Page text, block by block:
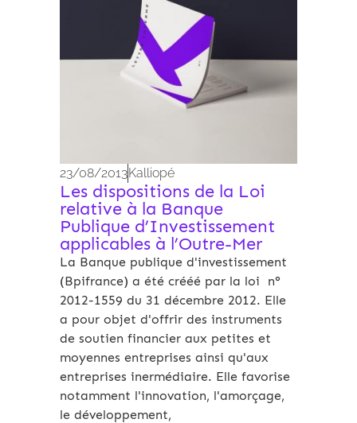
23/08/2013Kalliopé
Les dispositions de la Loi
relative à la Banque
Publique d’Investissement
applicables à l’Outre-Mer
La Banque publique d'investissement
(Bpifrance) a été crééé par la loi n°
2012-1559 du 31 décembre 2012. Elle
a pour objet d'offrir des instruments
de soutien financier aux petites et
moyennes entreprises ainsi qu'aux
entreprises inermédiaire. Elle favorise
notamment l'innovation, l'amorçage,
le développement,